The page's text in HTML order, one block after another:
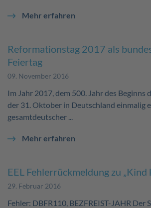
Mehr erfahren
Reformationstag 2017 als
Feiertag
09. November 2016
Im Jahr 2017, dem 500. Jahr des Beginns
der 31. Oktober in Deutschland einmalig
gesamtdeutscher ...
Mehr erfahren
EEL Fehlerrückmeldung zu „Kind
29. Februar 2016
Fehler: DBFR110, BEZFREIST-JAHR Der